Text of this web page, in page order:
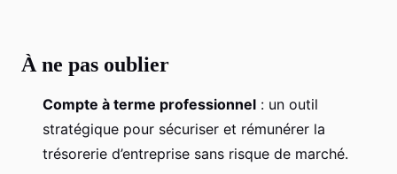
À ne pas oublier
Compte à terme professionnel : un outil
stratégique pour sécuriser et rémunérer la
trésorerie d’entreprise sans risque de marché.